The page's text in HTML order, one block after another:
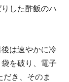
した酢飯のハ
は速やかに冷
を破り、電子
き、そのま